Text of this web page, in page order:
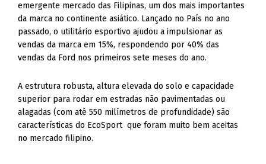
emergente mercado das Filipinas, um dos mais importantes
da marca no continente asiático. Lançado no País no ano
passado, o utilitário esportivo ajudou a impulsionar as
vendas da marca em 15%, respondendo por 40% das
vendas da Ford nos primeiros sete meses do ano.
A estrutura robusta, altura elevada do solo e capacidade
superior para rodar em estradas não pavimentadas ou
alagadas (com até 550 milímetros de profundidade) são
características do EcoSport que foram muito bem aceitas
no mercado filipino.